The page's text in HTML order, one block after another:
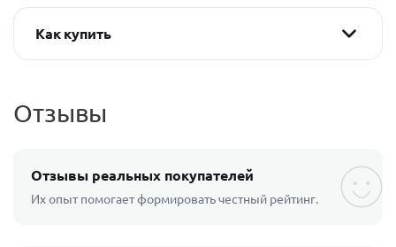
Как купить
Отзывы
Отзывы реальных покупателей
Их опыт помогает формировать честный рейтинг.